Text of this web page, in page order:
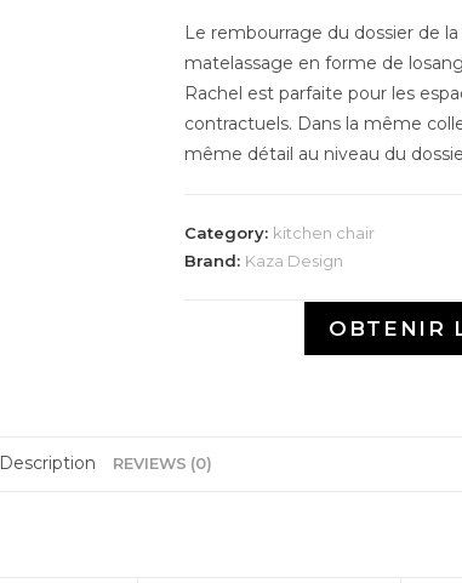
Le rembourrage du dossier de
matelassage en forme de
Rachel est parfaite pour les
contractuels. Dans la même
même détail au niveau du
Category: kitchen chair
Brand: Kaza Design
OBTENIR
Description REVIEWS (0)